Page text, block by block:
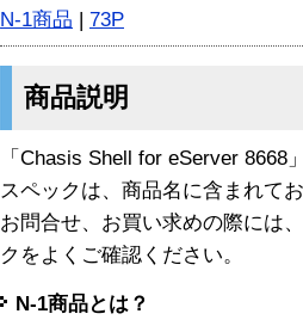
N-1商品 | 73P
商品説明
「Chasis Shell for eServer 8668
スペックは、商品名に含まれて
お問合せ、お買い求めの際には
クをよくご確認ください。
N-1商品とは？